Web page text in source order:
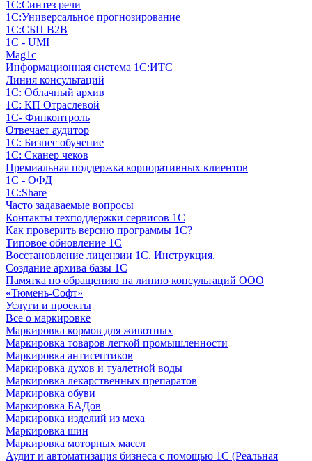
1С:Синтез речи
1С:Универсальное прогнозирование
1С:СБП B2B
1C - UMI
Mag1c
Информационная система 1С:ИТС
Линия консультаций
1С: Облачный архив
1С: КП Отраслевой
1С- Финконтроль
Отвечает аудитор
1С: Бизнес обучение
1С: Сканер чеков
Премиальная поддержка корпоративных клиентов
1С - ОФД
1С:Share
Часто задаваемые вопросы
Контакты техподдержки сервисов 1С
Как проверить версию программы 1С?
Типовое обновление 1С
Восстановление лицензии 1С. Инструкция.
Создание архива базы 1С
Памятка по обращению на линию консультаций ООО
«Тюмень-Софт»
Услуги и проекты
Все о маркировке
Маркировка кормов для животных
Маркировка товаров легкой промышленности
Маркировка антисептиков
Маркировка духов и туалетной воды
Маркировка лекарственных препаратов
Маркировка обуви
Маркировка БАДов
Маркировка изделий из меха
Маркировка шин
Маркировка моторных масел
Аудит и автоматизация бизнеса с помощью 1С (Реальная